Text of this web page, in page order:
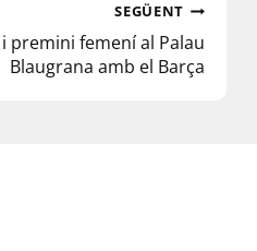
SEGÜENT
premini femení al Palau
Blaugrana amb el Barça